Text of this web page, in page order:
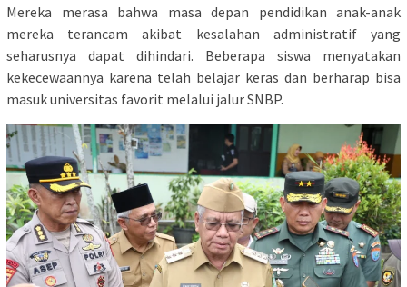
Mereka merasa bahwa masa depan pendidikan anak-anak
mereka terancam akibat kesalahan administratif yang
seharusnya dapat dihindari. Beberapa siswa menyatakan
kekecewaannya karena telah belajar keras dan berharap bisa
masuk universitas favorit melalui jalur SNBP.